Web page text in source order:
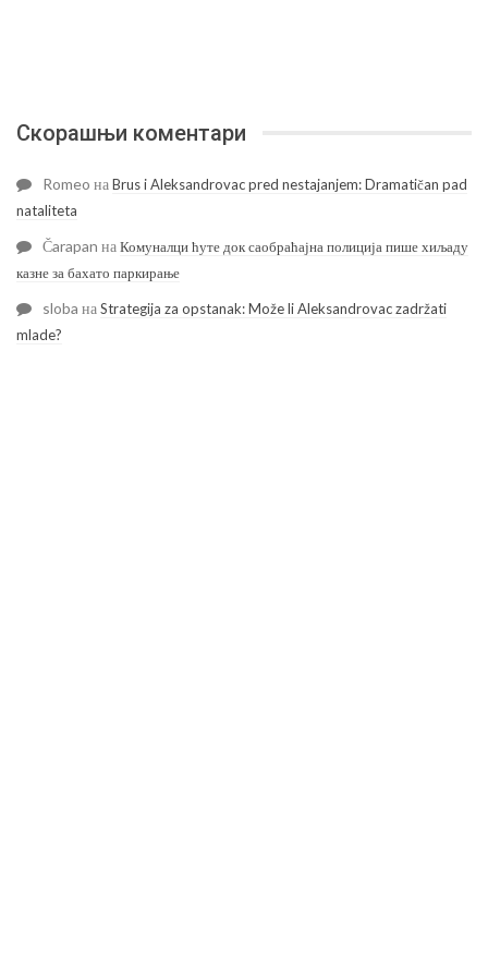
Скорашњи коментари
Romeo наBrus i Aleksandrovac pred nestajanjem: Dramatičan pad
nataliteta
Čarapan наКомуналци ћуте док саобраћајна полиција пише хиљаду
казне за бахато паркирање
sloba наStrategija za opstanak: Može li Aleksandrovac zadržati
mlade?